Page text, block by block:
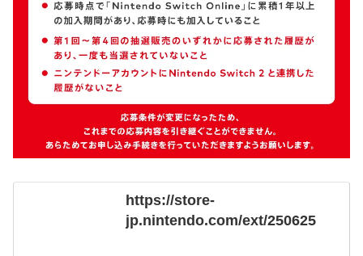
https://store-
jp.nintendo.com/ext/250625